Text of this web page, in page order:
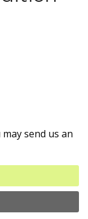
send us an